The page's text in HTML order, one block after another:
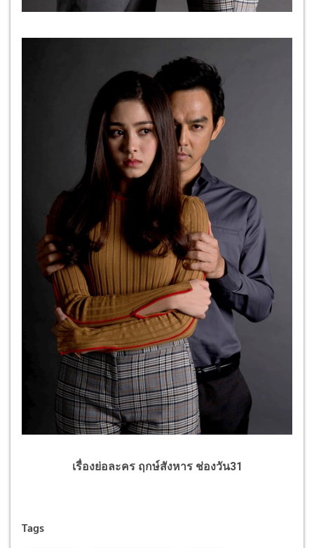
เรื่องย่อละคร ฤกษ์สังหาร ช่องวัน31
Tags